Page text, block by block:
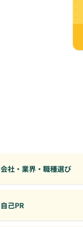
会社・業界・職種選び
自己PR